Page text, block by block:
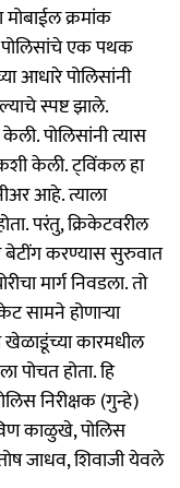
क्रमांक
पोलिसांचे एक पथक
आधारे पोलिसांनी
स्पष्ट झाले.
पोलिसांनी त्यास
केली. ट्‌विंकल हा
आहे. त्याला
परंतु, क्रिकेटवरील
बेटींग करण्यास सुरुवात
मार्ग निवडला. तो
सामने होणाऱ्या
खेळाडूंच्या कारमधील
पोचत होता. हि
निरीक्षक (गुन्हे)
काळुखे, पोलिस
जाधव, शिवाजी येवले